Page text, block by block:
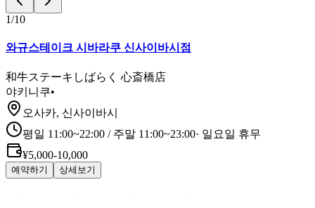
1/10
와규스테이크 시바라쿠 신사이바시점
和牛ステーキしばらく 心斎橋店
야키니쿠•
오사카, 신사이바시
평일 11:00~22:00 / 주말 11:00~23:00· 일요일 휴무
¥5,000-10,000
예약하기 상세보기